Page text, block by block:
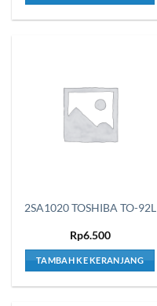
2SA1020 TOSHIBA TO-92L
Rp6.500
TAMBAH KE KERANJANG